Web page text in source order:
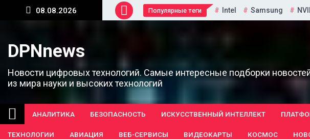
Перейти
08.08.2026 Популярные теги Intel Samsung
DPNnews
Новости цифровых технологий. Самые интересные подборки
из мира науки и высоких технологий
АНАЛИТИКА БЕЗОПАСНОСТЬ ИСКУССТВЕННЫЙ ИНТЕЛЛЕКТ
ТЕХНОЛОГИИ АВИАЦИЯ ВЕБ-СЕРВИСЫ ВИДЕОКАРТЫ КОСМОС